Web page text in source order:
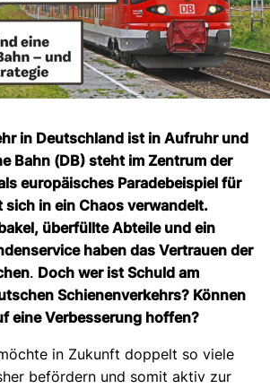
in Deutschland ist in Aufruhr und
Bahn (DB) steht im Zentrum der
europäisches Paradebeispiel für
sich in ein Chaos verwandelt.
überfüllte Abteile und ein
haben das Vertrauen der
. Doch wer ist Schuld am
Schienenverkehrs? Können
eine Verbesserung hoffen?
in Zukunft doppelt so viele
befördern und somit aktiv zur